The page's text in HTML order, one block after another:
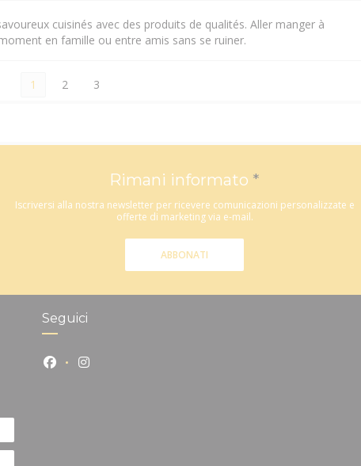
cuisinés avec des produits de qualités. Aller manger à
en famille ou entre amis sans se ruiner.
1 2 3
Rimani informato *
Iscriversi alla nostra newsletter per ricevere comunicazioni personalizzate e
offerte di marketing via e-mail.
ABBONATI
Seguici
Facebook ((apre una nuova finestra))
Instagram ((apre una nuova finestra))